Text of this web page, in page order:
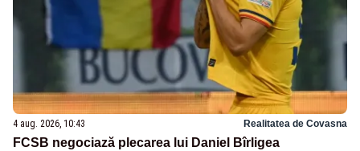
4 aug. 2026, 10:43 Realitatea de Covasna
FCSB negociază plecarea lui Daniel Bîrligea